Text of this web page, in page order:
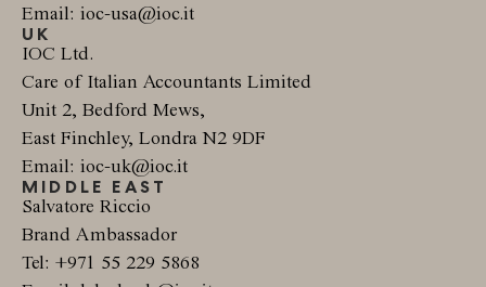
Email: ioc-usa@ioc.it
UK
IOC Ltd.
Care of Italian Accountants Limited
Unit 2, Bedford Mews,
East Finchley, Londra N2 9DF
Email: ioc-uk@ioc.it
MIDDLE EAST
Salvatore Riccio
Brand Ambassador
Tel: +971 55 229 5868